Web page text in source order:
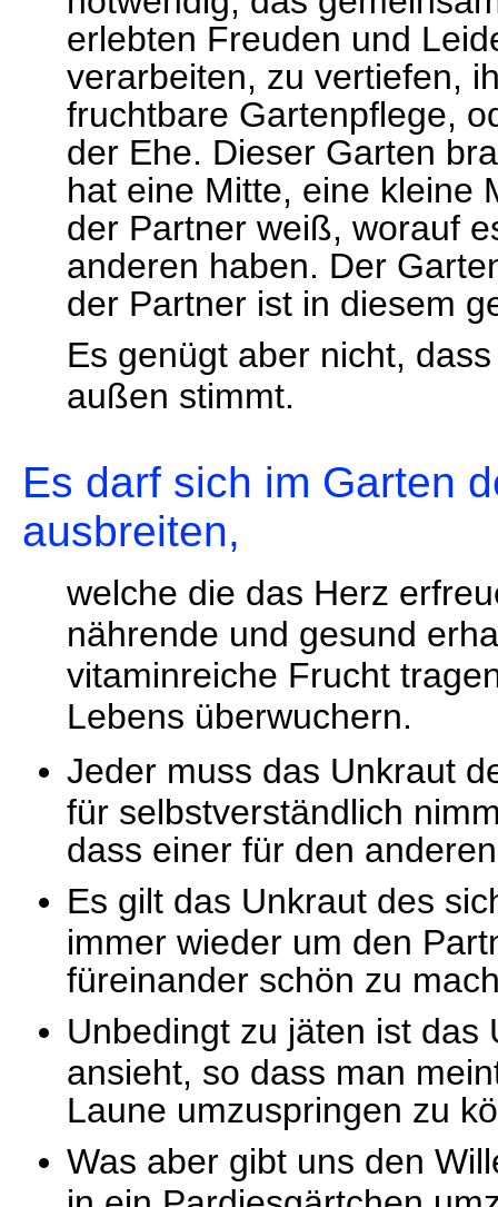
erlebten Freuden und
verarbeiten, zu vertiefen,
fruchtbare Gartenpflege,
der Ehe. Dieser Garten
hat eine Mitte, eine kleine
der Partner weiß, worauf
anderen haben. Der
der Partner ist in diesem
Es genügt aber nicht,
außen stimmt.
Es darf sich im Garten
ausbreiten,
welche die das Herz
nährende und gesund
vitaminreiche Frucht
Lebens überwuchern.
Jeder muss das Unkraut
für selbstverständlich
dass einer für den
Es gilt das Unkraut des
immer wieder um den
füreinander schön zu
Unbedingt zu jäten ist das
ansieht, so dass man
Laune umzuspringen zu
Was aber gibt uns den